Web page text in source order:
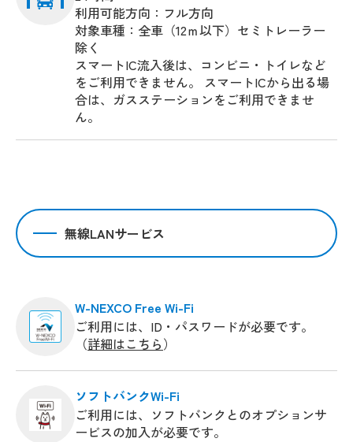
利用可能方向：フル方向
対象車種：全車（12ｍ以下）セミトレーラー
除く
スマートIC流入後は、コンビニ・トイレなど
をご利用できません。 スマートICから出る場
合は、ガスステーションをご利用できませ
ん。
無線LANサービス
W-NEXCO Free Wi-Fi
ご利用には、ID・パスワードが必要です。
（詳細はこちら）
ソフトバンクWi-Fi
ご利用には、ソフトバンクとのオプションサ
ービスの加入が必要です。